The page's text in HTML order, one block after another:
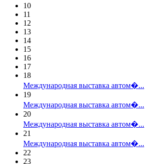
10
11
12
13
14
15
16
17
18
Международная выставка автом�...
19
Международная выставка автом�...
20
Международная выставка автом�...
21
Международная выставка автом�...
22
23